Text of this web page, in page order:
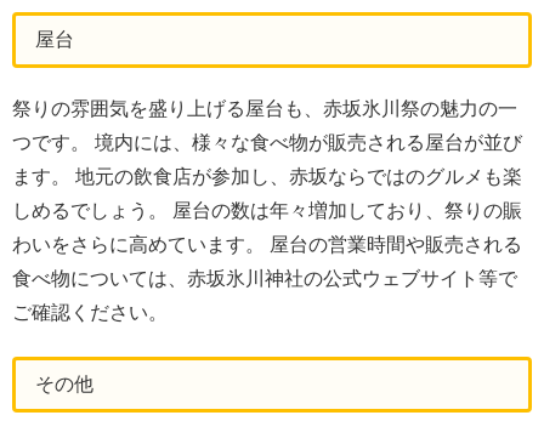
屋台
祭りの雰囲気を盛り上げる屋台も、赤坂氷川祭の魅力の一
つです。 境内には、様々な食べ物が販売される屋台が並び
ます。 地元の飲食店が参加し、赤坂ならではのグルメも楽
しめるでしょう。 屋台の数は年々増加しており、祭りの賑
わいをさらに高めています。 屋台の営業時間や販売される
食べ物については、赤坂氷川神社の公式ウェブサイト等で
ご確認ください。
その他